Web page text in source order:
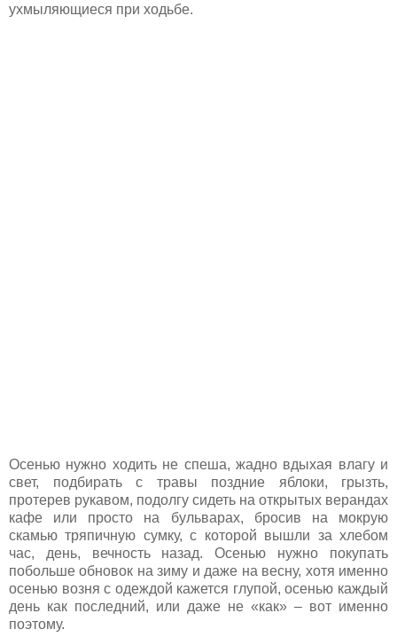
ухмыляющиеся при ходьбе.
Осенью нужно ходить не спеша, жадно вдыхая влагу и
свет, подбирать с травы поздние яблоки, грызть,
протерев рукавом, подолгу сидеть на открытых верандах
кафе или просто на бульварах, бросив на мокрую
скамью тряпичную сумку, с которой вышли за хлебом
час, день, вечность назад. Осенью нужно покупать
побольше обновок на зиму и даже на весну, хотя именно
осенью возня с одеждой кажется глупой, осенью каждый
день как последний, или даже не «как» – вот именно
поэтому.